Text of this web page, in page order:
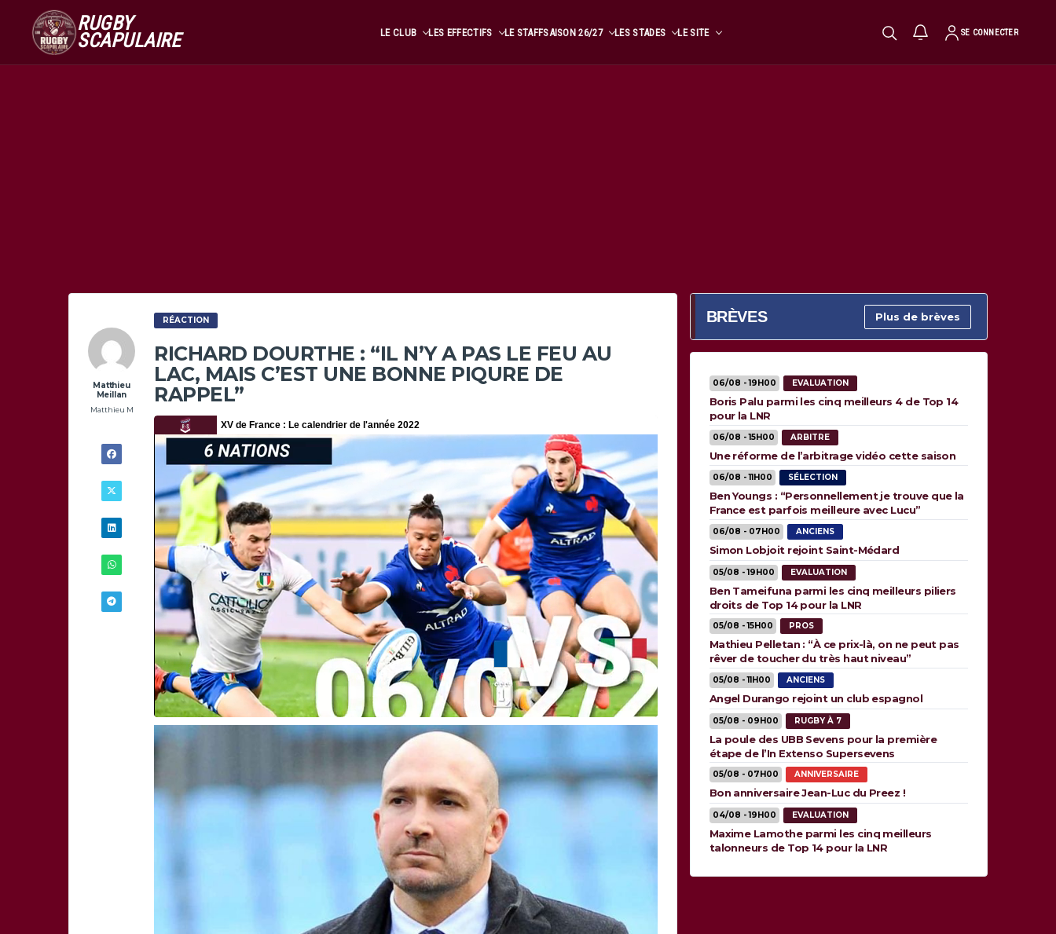
RUGBY
SCAPULAIRE LE CLUB LES EFFECTIFS LE STAFFSAISON 26/27 LES STADES LE SITE SE CONNECTER
Matthieu
Meillan
Matthieu M
RÉACTION
RICHARD DOURTHE : “IL N’Y A PAS LE FEU AU
LAC, MAIS C’EST UNE BONNE PIQURE DE
RAPPEL”
BRÈVES Plus de brèves
06/08 - 19H00 EVALUATION
Boris Palu parmi les cinq meilleurs 4 de Top 14
pour la LNR
06/08 - 15H00 ARBITRE
Une réforme de l’arbitrage vidéo cette saison
06/08 - 11H00 SÉLECTION
Ben Youngs : “Personnellement je trouve que la
France est parfois meilleure avec Lucu”
06/08 - 07H00 ANCIENS
Simon Lobjoit rejoint Saint-Médard
05/08 - 19H00 EVALUATION
Ben Tameifuna parmi les cinq meilleurs piliers
droits de Top 14 pour la LNR
05/08 - 15H00 PROS
Mathieu Pelletan : “À ce prix-là, on ne peut pas
rêver de toucher du très haut niveau”
05/08 - 11H00 ANCIENS
Angel Durango rejoint un club espagnol
05/08 - 09H00 RUGBY À 7
La poule des UBB Sevens pour la première
étape de l’In Extenso Supersevens
05/08 - 07H00 ANNIVERSAIRE
Bon anniversaire Jean-Luc du Preez !
04/08 - 19H00 EVALUATION
Maxime Lamothe parmi les cinq meilleurs
talonneurs de Top 14 pour la LNR